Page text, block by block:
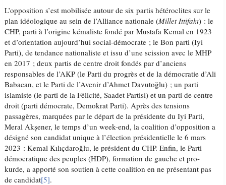
L’opposition s’est mobilisée autour de six partis hétéroclites sur le
plan idéologique au sein de l’Alliance nationale (Millet Ittifakı) : le
CHP, parti à l’origine kémaliste fondé par Mustafa Kemal en 1923
et d’orientation aujourd’hui social-démocrate ; le Bon parti (Iyi
Parti), de tendance nationaliste et issu d’une scission avec le MHP
en 2017 ; deux partis de centre droit fondés par d’anciens
responsables de l’AKP (le Parti du progrès et de la démocratie d’Ali
Babacan, et le Parti de l’Avenir d’Ahmet Davutoğlu) ; un parti
islamiste (le parti de la Félicité, Saadet Partisi) et un parti de centre
droit (parti démocrate, Demokrat Parti). Après des tensions
passagères, marquées par le départ de la présidente du Iyi Parti,
Meral Akșener, le temps d’un week-end, la coalition d’opposition a
désigné son candidat unique à l’élection présidentielle le 6 mars
2023 : Kemal Kılıçdaroğlu, le président du CHP. Enfin, le Parti
démocratique des peuples (HDP), formation de gauche et pro-
kurde, a apporté son soutien à cette coalition en ne présentant pas
de candidat[5].